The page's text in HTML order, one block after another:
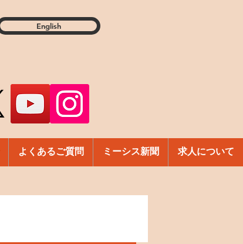
English
よくあるご質問 ミーシス新聞 求人について